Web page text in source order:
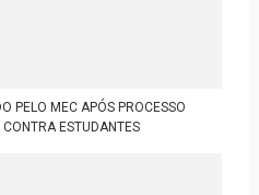
PELO MEC APÓS PROCESSO
ESTUDANTES